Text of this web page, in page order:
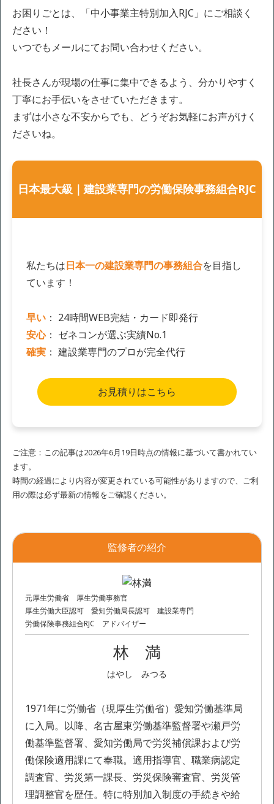
お困りごとは、「中小事業主特別加入RJC」にご相談く
ださい！
いつでもメールにてお問い合わせください。
社長さんが現場の仕事に集中できるよう、分かりやすく
丁寧にお手伝いをさせていただきます。
まずは小さな不安からでも、どうぞお気軽にお声がけく
ださいね。
日本最大級｜建設業専門の労働保険事務組合RJC
私たちは日本一の建設業専門の事務組合を目指し
ています！
早い： 24時間WEB完結・カード即発行
安心： ゼネコンが選ぶ実績No.1
確実： 建設業専門のプロが完全代行
お見積りはこちら
ご注意：この記事は2026年6月19日時点の情報に基づいて書かれてい
ます。
時間の経過により内容が変更されている可能性がありますので、ご利
用の際は必ず最新の情報をご確認ください。
監修者の紹介
元厚生労働省 厚生労働事務官
厚生労働大臣認可 愛知労働局長認可 建設業専門
労働保険事務組合RJC アドバイザー
林 満
はやし みつる
1971年に労働省（現厚生労働省）愛知労働基準局
に入局。以降、名古屋東労働基準監督署や瀬戸労
働基準監督署、愛知労働局で労災補償課および労
働保険適用課にて奉職。適用指導官、職業病認定
調査官、労災第一課長、労災保険審査官、労災管
理調整官を歴任。特に特別加入制度の手続きや給